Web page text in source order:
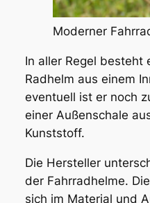
Moderner
In aller Regel besteht
Radhelm aus einem
eventuell ist er noch
einer Außenschale
Kunststoff.
Die Hersteller
der Fahrradhelme.
sich im Material und